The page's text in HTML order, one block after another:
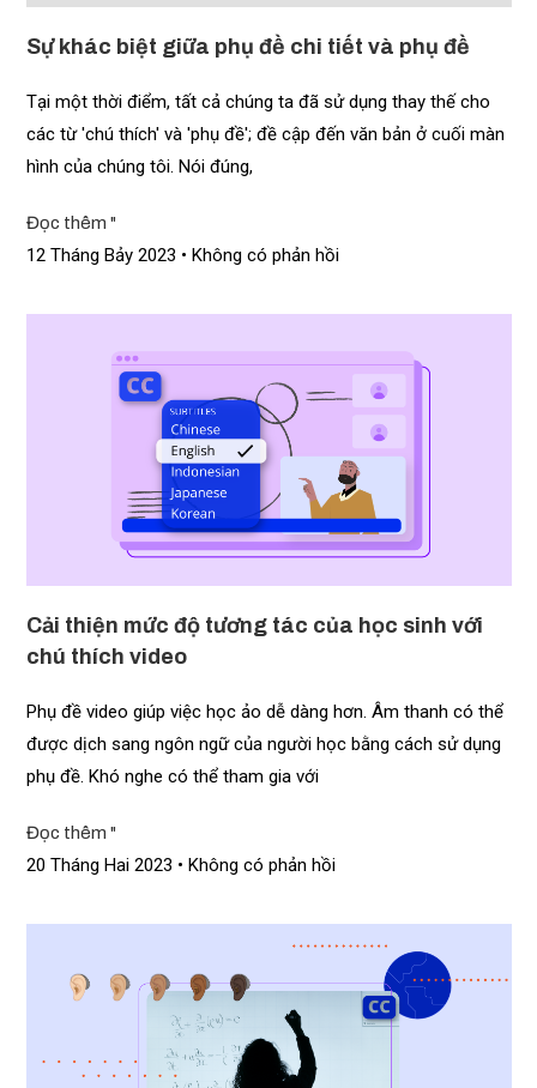
Sự khác biệt giữa phụ đề chi tiết và phụ đề
Tại một thời điểm, tất cả chúng ta đã sử dụng thay thế cho
các từ 'chú thích' và 'phụ đề'; đề cập đến văn bản ở cuối màn
hình của chúng tôi. Nói đúng,
Đọc thêm "
12 Tháng Bảy 2023 Không có phản hồi
Cải thiện mức độ tương tác của học sinh với
chú thích video
Phụ đề video giúp việc học ảo dễ dàng hơn. Âm thanh có thể
được dịch sang ngôn ngữ của người học bằng cách sử dụng
phụ đề. Khó nghe có thể tham gia với
Đọc thêm "
20 Tháng Hai 2023 Không có phản hồi